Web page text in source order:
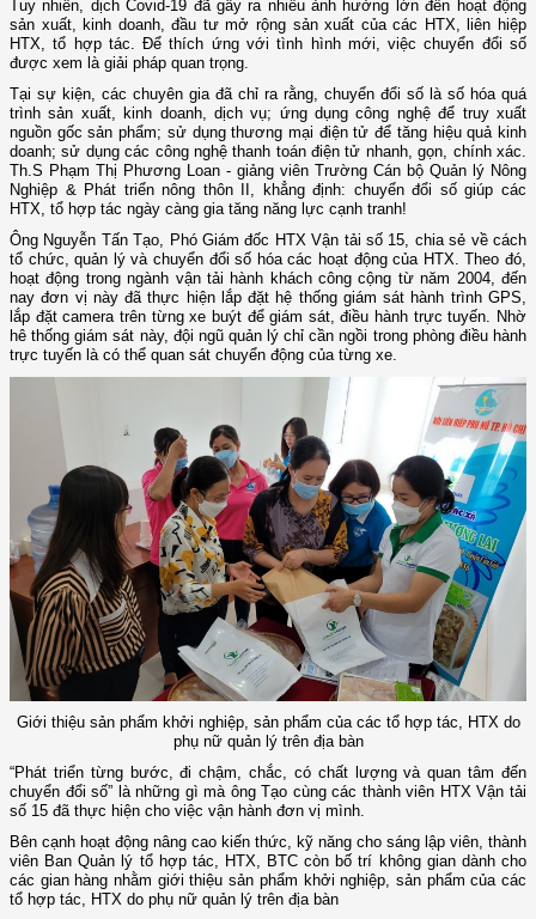
Tuy nhiên, dịch Covid-19 đã gây ra nhiều ảnh hưởng lớn đến hoạt động
sản xuất, kinh doanh, đầu tư mở rộng sản xuất của các HTX, liên hiệp
HTX, tổ hợp tác. Để thích ứng với tình hình mới, việc chuyển đổi số
được xem là giải pháp quan trọng.
Tại sự kiện, các chuyên gia đã chỉ ra rằng, chuyển đổi số là số hóa quá
trình sản xuất, kinh doanh, dịch vụ; ứng dụng công nghệ để truy xuất
nguồn gốc sản phẩm; sử dụng thương mại điện tử để tăng hiệu quả kinh
doanh; sử dụng các công nghệ thanh toán điện tử nhanh, gọn, chính xác.
Th.S Phạm Thị Phương Loan - giảng viên Trường Cán bộ Quản lý Nông
Nghiệp & Phát triển nông thôn II, khẳng định: chuyển đổi số giúp các
HTX, tổ hợp tác ngày càng gia tăng năng lực cạnh tranh!
Ông Nguyễn Tấn Tạo, Phó Giám đốc HTX Vận tải số 15, chia sẻ về cách
tổ chức, quản lý và chuyển đổi số hóa các hoạt động của HTX. Theo đó,
hoạt động trong ngành vận tải hành khách công cộng từ năm 2004, đến
nay đơn vị này đã thực hiện lắp đặt hệ thống giám sát hành trình GPS,
lắp đặt camera trên từng xe buýt để giám sát, điều hành trực tuyến. Nhờ
hê thống giám sát này, đội ngũ quản lý chỉ cần ngồi trong phòng điều hành
trực tuyến là có thể quan sát chuyển động của từng xe.
Giới thiệu sản phẩm khởi nghiệp, sản phẩm của các tổ hợp tác, HTX do
phụ nữ quản lý trên địa bàn
“Phát triển từng bước, đi chậm, chắc, có chất lượng và quan tâm đến
chuyển đổi số” là những gì mà ông Tạo cùng các thành viên HTX Vận tải
số 15 đã thực hiện cho việc vận hành đơn vị mình.
Bên cạnh hoạt động nâng cao kiến thức, kỹ năng cho sáng lập viên, thành
viên Ban Quản lý tổ hợp tác, HTX, BTC còn bố trí không gian dành cho
các gian hàng nhằm giới thiệu sản phẩm khởi nghiệp, sản phẩm của các
tổ hợp tác, HTX do phụ nữ quản lý trên địa bàn